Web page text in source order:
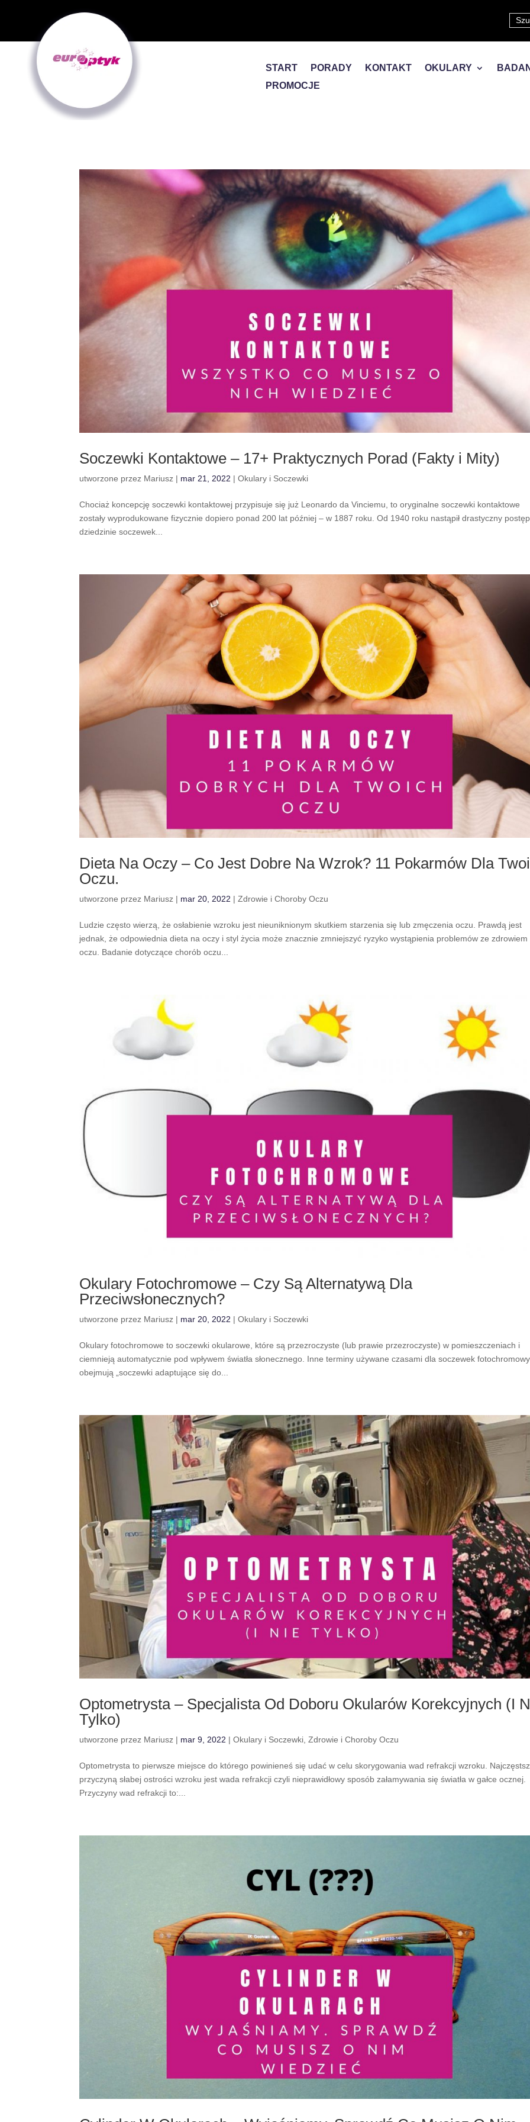
START PORADY KONTAKT OKULARY
PROMOCJE
Soczewki Kontaktowe – 17+ Praktycznych Porad (Fakty i Mity)
utworzone przez Mariusz | mar 21, 2022 |Okulary i Soczewki
Chociaż koncepcję soczewki kontaktowej przypisuje się już Leonardo da Vinciemu, to oryginalne soczewki kontaktowe
zostały wyprodukowane fizycznie dopiero ponad 200 lat później – w 1887 roku. Od 1940 roku nastąpił drastyczny
dziedzinie soczewek...
Dieta Na Oczy – Co Jest Dobre Na Wzrok? 11 Pokarmów Dla
Oczu.
utworzone przez Mariusz | mar 20, 2022 |Zdrowie i Choroby Oczu
Ludzie często wierzą, że osłabienie wzroku jest nieuniknionym skutkiem starzenia się lub zmęczenia oczu. Prawdą jest
jednak, że odpowiednia dieta na oczy i styl życia może znacznie zmniejszyć ryzyko wystąpienia problemów ze zdrowiem
oczu. Badanie dotyczące chorób oczu...
Okulary Fotochromowe – Czy Są Alternatywą Dla
Przeciwsłonecznych?
utworzone przez Mariusz | mar 20, 2022 |Okulary i Soczewki
Okulary fotochromowe to soczewki okularowe, które są przezroczyste (lub prawie przezroczyste) w pomieszczeniach i
ciemnieją automatycznie pod wpływem światła słonecznego. Inne terminy używane czasami dla soczewek
obejmują „soczewki adaptujące się do...
Optometrysta – Specjalista Od Doboru Okularów Korekcyjnych (I
Tylko)
utworzone przez Mariusz | mar 9, 2022 |Okulary i Soczewki,Zdrowie i Choroby Oczu
Optometrysta to pierwsze miejsce do którego powinieneś się udać w celu skorygowania wad refrakcji wzroku.
przyczyną słabej ostrości wzroku jest wada refrakcji czyli nieprawidłowy sposób załamywania się światła w gałce ocznej.
Przyczyny wad refrakcji to:...